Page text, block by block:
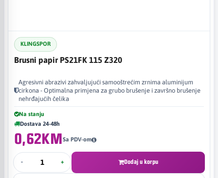
KLINGSPOR
Brusni papir PS21FK 115 Z320
Agresivni abrazivi zahvaljujući samooštrećim zrnima aluminijum
cirkona - Optimalna primjena za grubo brušenje i završno brušenje
nehrđajućih čelika
Na stanju
Dostava 24-48h
0,62KMSa PDV-om
- + Dodaj u korpu